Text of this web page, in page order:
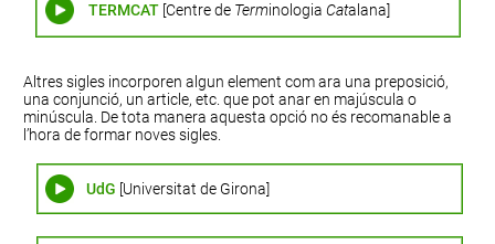
TERMCAT[Centre de Terminologia Catalana]
Altres sigles incorporen algun element com ara una preposició,
una conjunció, un article, etc. que pot anar en majúscula o
minúscula. De tota manera aquesta opció no és recomanable a
l’hora de formar noves sigles.
UdG [Universitat de Girona]